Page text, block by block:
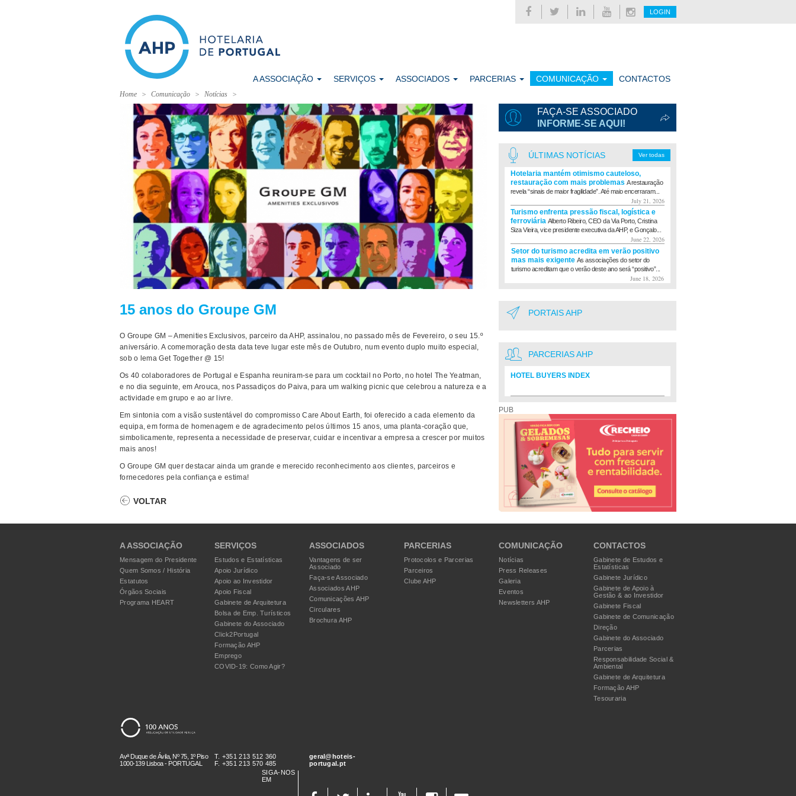
LOGIN
A ASSOCIAÇÃO SERVIÇOS ASSOCIADOS PARCERIAS COMUNICAÇÃO CONTACTOS
Home Comunicação Notícias
15 anos do Groupe GM
O Groupe GM – Amenities Exclusivos, parceiro da AHP, assinalou, no passado mês de Fevereiro, o seu 15.º
aniversário. A comemoração desta data teve lugar este mês de Outubro, num evento duplo muito especial,
sob o lema Get Together @ 15!
Os 40 colaboradores de Portugal e Espanha reuniram-se para um cocktail no Porto, no hotel The Yeatman,
e no dia seguinte, em Arouca, nos Passadiços do Paiva, para um walking picnic que celebrou a natureza e a
actividade em grupo e ao ar livre.
Em sintonia com a visão sustentável do compromisso Care About Earth, foi oferecido a cada elemento da
equipa, em forma de homenagem e de agradecimento pelos últimos 15 anos, uma planta-coração que,
simbolicamente, representa a necessidade de preservar, cuidar e incentivar a empresa a crescer por muitos
mais anos!
O Groupe GM quer destacar ainda um grande e merecido reconhecimento aos clientes, parceiros e
fornecedores pela confiança e estima!
VOLTAR
FAÇA-SE ASSOCIADO
INFORME-SE AQUI!
Ver todas
ÚLTIMAS NOTÍCIAS
Hotelaria mantém otimismo cauteloso,
restauração com mais problemas A restauração
revela “sinais de maior fragilidade”. Até maio encerraram...
July 21, 2026
Turismo enfrenta pressão fiscal, logística e
ferroviária Alberto Ribeiro, CEO da Via Porto, Cristina
Siza Vieira, vice presidente executiva da AHP, e Gonçalo...
June 22, 2026
Setor do turismo acredita em verão positivo
mas mais exigente As associações do setor do
turismo acreditam que o verão deste ano será “positivo”...
June 18, 2026
PORTAIS AHP
PARCERIAS AHP
HOTEL BUYERS INDEX
PUB
A ASSOCIAÇÃO
Mensagem do Presidente
Quem Somos / História
Estatutos
Órgãos Sociais
Programa HEART
SERVIÇOS
Estudos e Estatísticas
Apoio Jurídico
Apoio ao Investidor
Apoio Fiscal
Gabinete de Arquitetura
Bolsa de Emp. Turísticos
Gabinete do Associado
Click2Portugal
Formação AHP
Emprego
COVID-19: Como Agir?
ASSOCIADOS
Vantagens de ser
Associado
Faça-se Associado
Associados AHP
Comunicações AHP
Circulares
Brochura AHP
PARCERIAS
Protocolos e Parcerias
Parceiros
Clube AHP
COMUNICAÇÃO
Notícias
Press Releases
Galeria
Eventos
Newsletters AHP
CONTACTOS
Gabinete de Estudos e
Estatísticas
Gabinete Jurídico
Gabinete de Apoio à
Gestão & ao Investidor
Gabinete Fiscal
Gabinete de Comunicação
Direção
Gabinete do Associado
Parcerias
Responsabilidade Social &
Ambiental
Gabinete de Arquitetura
Formação AHP
Tesouraria
Avª Duque de Ávila, Nº 75, 1º Piso
1000-139 Lisboa - PORTUGAL
T. +351 213 512 360
F. +351 213 570 485
geral@hoteis-
portugal.pt
SIGA-NOS
EM